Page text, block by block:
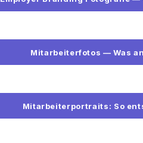
Mitarbeiterfotos — Was
Mitarbeiterportraits: So